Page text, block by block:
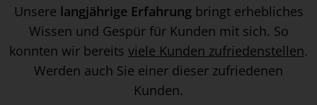
Unsere langjährige Erfahrungbringt erhebliches
Wissen und Gespür für Kunden mit sich. So
konnten wir bereits viele Kunden zufriedenstellen.
Werden auch Sie einer dieser zufriedenen
Kunden.